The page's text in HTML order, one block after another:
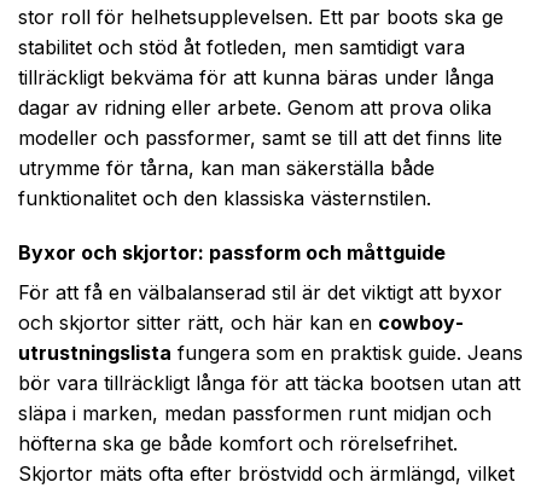
stor roll för helhetsupplevelsen. Ett par boots ska ge
stabilitet och stöd åt fotleden, men samtidigt vara
tillräckligt bekväma för att kunna bäras under långa
dagar av ridning eller arbete. Genom att prova olika
modeller och passformer, samt se till att det finns lite
utrymme för tårna, kan man säkerställa både
funktionalitet och den klassiska västernstilen.
Byxor och skjortor: passform och måttguide
För att få en välbalanserad stil är det viktigt att byxor
och skjortor sitter rätt, och här kan en cowboy­
utrustningslista fungera som en praktisk guide. Jeans
bör vara tillräckligt långa för att täcka bootsen utan att
släpa i marken, medan passformen runt midjan och
höfterna ska ge både komfort och rörelsefrihet.
Skjortor mäts ofta efter bröstvidd och ärmlängd, vilket